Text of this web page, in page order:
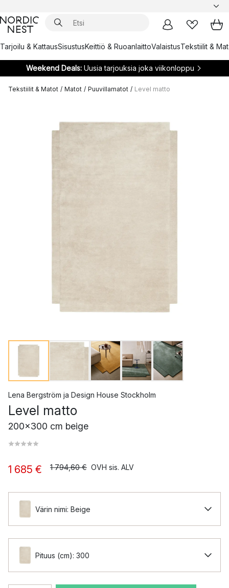
Tarjoilu & KattausSisustusKeittiö & RuoanlaittoValaistusTekstiilit &
Weekend Deals:Uusia tarjouksia joka viikonloppu
Tekstiilit & Matot / Matot / Puuvillamatot / Level matto
Lena Bergström ja Design House Stockholm
Level matto
200x300 cm beige
1 685 € 1 794,60 € OVH sis. ALV
Värin nimi: Beige
Pituus (cm): 300